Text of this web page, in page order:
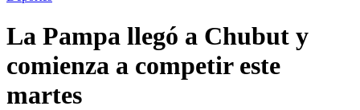
La Pampa llegó a Chubut y
comienza a competir este
martes